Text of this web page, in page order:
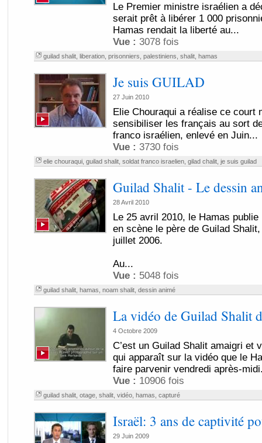
Le Premier ministre israélien a
serait prêt à libérer 1 000
Hamas rendait la liberté au...
Vue : 3078 fois
guilad shalit, liberation, prisonniers palestiniens shalit, hamas
Je suis GUILAD
27 Juin 2010
Elie Chouraqui a réalise ce court
sensibiliser les français au sort
franco israélien, enlevé en Juin...
Vue : 3730 fois
elie chouraqui, guilad shalit, soldat franco israelien, gilad chalit, je suis guilad
Guilad Shalit - Le dessin
28 Avril 2010
Le 25 avril 2010, le Hamas
en scène le père de Guilad
juillet 2006.
Au...
Vue : 5048 fois
guilad shalit, hamas noam shalit, dessin animé
La vidéo de Guilad Shalit
4 Octobre 2009
C’est un Guilad Shalit amaigri et
qui apparaît sur la vidéo que le
faire parvenir vendredi après-
Vue : 10906 fois
guilad shalit, otage, shalit, vidéo, hamas capturé
Israël: 3 ans de captivité
29 Juin 2009